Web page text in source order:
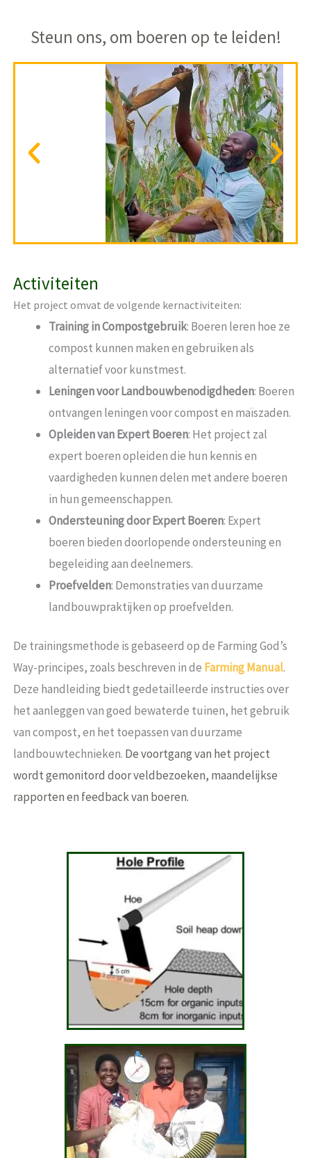
Steun ons, om boeren op te leiden!
Activiteiten
Het project omvat de volgende kernactiviteiten:
Training in Compostgebruik: Boeren leren hoe ze
compost kunnen maken en gebruiken als
alternatief voor kunstmest.
Leningen voor Landbouwbenodigdheden: Boeren
ontvangen leningen voor compost en maïszaden.
Opleiden van Expert Boeren: Het project zal
expert boeren opleiden die hun kennis en
vaardigheden kunnen delen met andere boeren
in hun gemeenschappen.
Ondersteuning door Expert Boeren: Expert
boeren bieden doorlopende ondersteuning en
begeleiding aan deelnemers.
Proefvelden: Demonstraties van duurzame
landbouwpraktijken op proefvelden.
De trainingsmethode is gebaseerd op de Farming God’s
Way-principes, zoals beschreven in de Farming Manual.
Deze handleiding biedt gedetailleerde instructies over
het aanleggen van goed bewaterde tuinen, het gebruik
van compost, en het toepassen van duurzame
landbouwtechnieken. De voortgang van het project
wordt gemonitord door veldbezoeken, maandelijkse
rapporten en feedback van boeren.